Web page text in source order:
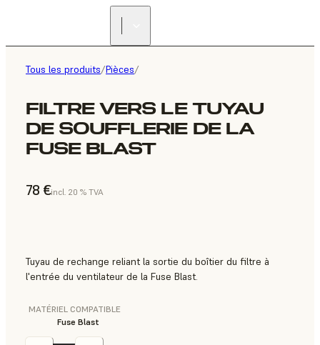
Tous les produits/Pièces/
FILTRE VERS LE TUYAU
DE SOUFFLERIE DE LA
FUSE BLAST
78 €incl. 20 % TVA
Tuyau de rechange reliant la sortie du boîtier du filtre à
l'entrée du ventilateur de la Fuse Blast.
MATÉRIEL COMPATIBLE
Fuse Blast